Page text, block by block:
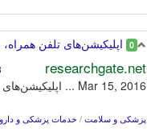
0 اپلیکیشن‌های تلفن
researchgate.net
Mar 15, 2016 ... اپلیکیشن‌های تلفن همراه، فرصتی برای ارتقاء یادگیری در حیطه
پزشکی و سلامت / خدمات پزشکی و دارو